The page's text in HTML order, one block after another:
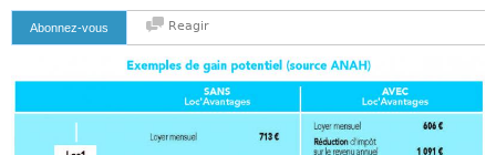
Abonnez-vous Reagir